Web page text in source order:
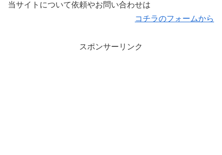
当サイトについて依頼やお問い合わせは
コチラのフォームから
スポンサーリンク